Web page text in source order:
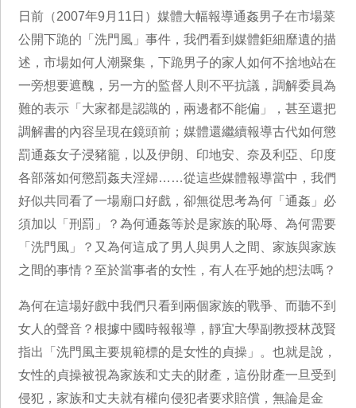
日前（2007年9月11日）媒體大幅報導通姦男子在市場菜
公開下跪的「洗門風」事件，我們看到媒體鉅細靡遺的描
述，市場如何人潮聚集，下跪男子的家人如何不捨地站在
一旁想要遮醜，另一方的監督人則不平抗議，調解委員為
難的表示「大家都是認識的，兩邊都不能偏」，甚至還把
調解書的內容呈現在鏡頭前；媒體還繼續報導古代如何懲
罰通姦女子浸豬籠，以及伊朗、印地安、奈及利亞、印度
各部落如何懲罰姦夫淫婦……從這些媒體報導當中，我們
好似共同看了一場廟口好戲，卻無從思考為何「通姦」必
須加以「刑罰」？為何通姦等於是家族的恥辱、為何需要
「洗門風」？又為何這成了男人與男人之間、家族與家族
之間的事情？至於當事者的女性，有人在乎她的想法嗎？
為何在這場好戲中我們只看到兩個家族的戰爭、而聽不到
女人的聲音？根據中國時報報導，靜宜大學副教授林茂賢
指出「洗門風主要規範標的是女性的貞操」。也就是說，
女性的貞操被視為家族和丈夫的財產，這份財產一旦受到
侵犯，家族和丈夫就有權向侵犯者要求賠償，無論是金